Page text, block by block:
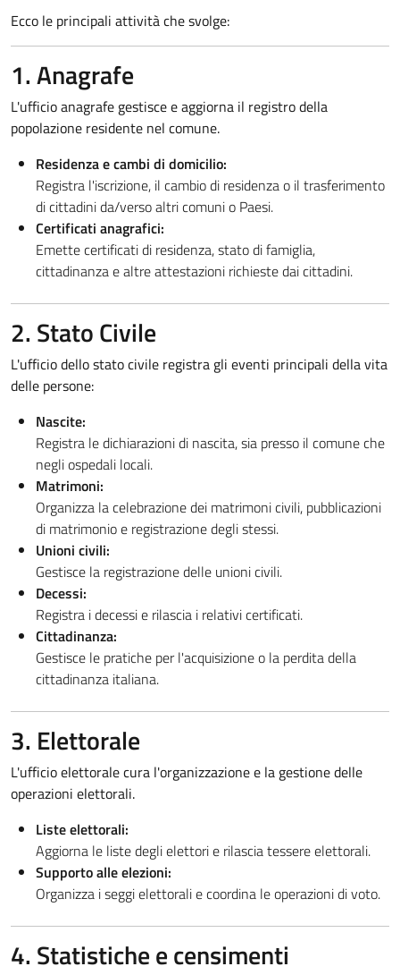
Ecco le principali attività che svolge:
1. Anagrafe
L'ufficio anagrafe gestisce e aggiorna il registro della
popolazione residente nel comune.
Residenza e cambi di domicilio:
Registra l'iscrizione, il cambio di residenza o il trasferimento
di cittadini da/verso altri comuni o Paesi.
Certificati anagrafici:
Emette certificati di residenza, stato di famiglia,
cittadinanza e altre attestazioni richieste dai cittadini.
2. Stato Civile
L'ufficio dello stato civile registra gli eventi principali della vita
delle persone:
Nascite:
Registra le dichiarazioni di nascita, sia presso il comune che
negli ospedali locali.
Matrimoni:
Organizza la celebrazione dei matrimoni civili, pubblicazioni
di matrimonio e registrazione degli stessi.
Unioni civili:
Gestisce la registrazione delle unioni civili.
Decessi:
Registra i decessi e rilascia i relativi certificati.
Cittadinanza:
Gestisce le pratiche per l'acquisizione o la perdita della
cittadinanza italiana.
3. Elettorale
L'ufficio elettorale cura l'organizzazione e la gestione delle
operazioni elettorali.
Liste elettorali:
Aggiorna le liste degli elettori e rilascia tessere elettorali.
Supporto alle elezioni:
Organizza i seggi elettorali e coordina le operazioni di voto.
4. Statistiche e censimenti